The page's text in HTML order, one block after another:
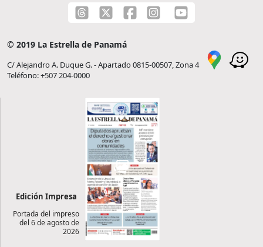
© 2019 La Estrella de Panamá
C/ Alejandro A. Duque G. - Apartado 0815-00507, Zona 4
Teléfono: +507 204-0000
Edición Impresa
Portada del impreso
del 6 de agosto de
2026